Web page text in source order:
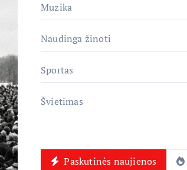
Muzika
Naudinga žinoti
Sportas
Švietimas
Paskutinės naujienos